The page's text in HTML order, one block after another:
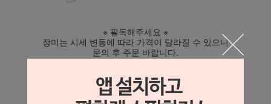
※ 필독해주세요 ※
장미는 시세 변동에 따라 가격이 달라질 수 있으니
문의 후 주문 바랍니다.